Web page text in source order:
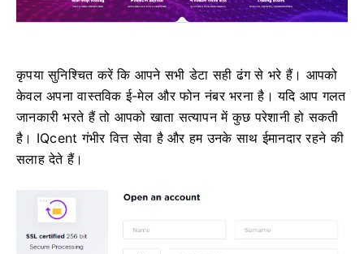
कृपया सुनिश्चित करें कि आपने सभी डेटा सही ढंग से भरे हैं। आपको
केवल अपना वास्तविक ई-मेल और फोन नंबर भरना है।यदि आप गलत
जानकारी भरते हैं तो आपको खाता सत्यापन में कुछ परेशानी हो सकती
है। IQcent गंभीर वित्त सेवा है और हम उनके साथ ईमानदार रहने की
सलाह देते हैं।